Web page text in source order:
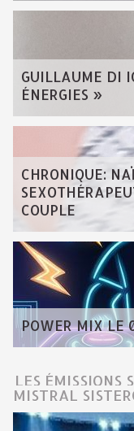
GUILLAUME DI
ÉNERGIES »
CHRONIQUE:
COUPLE
POWER MIX LE
LES ÉMISSIONS
MISTRAL